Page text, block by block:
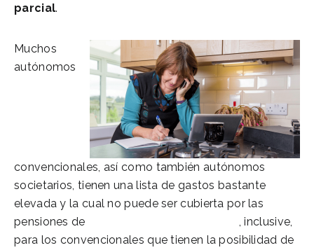
parcial.
Muchos
autónomos
convencionales, así como también autónomos
societarios, tienen una lista de gastos bastante
elevada y la cual no puede ser cubierta por las
pensiones de
, inclusive,
para los convencionales que tienen la posibilidad de